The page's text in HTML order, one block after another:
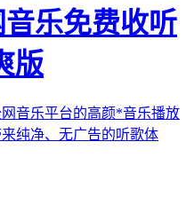
乐免费收听
版
音乐平台的高颜*音乐播放
纯净、无广告的听歌体